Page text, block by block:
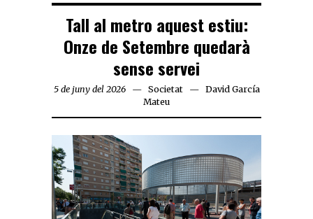
Tall al metro aquest estiu:
Onze de Setembre quedarà
sense servei
5 de juny del 2026 Societat
David García
Mateu